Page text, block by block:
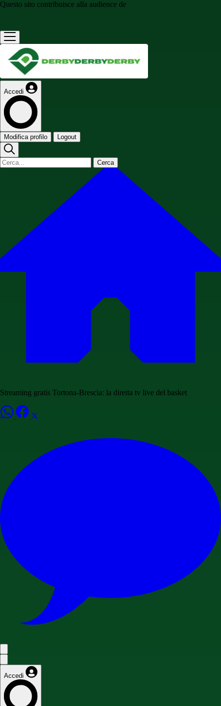
Questo sito contribuisce alla audience de
Accedi
Modifica profilo Logout
Cerca
Streaming gratis Tortona-Brescia: la diretta tv live del basket
Accedi